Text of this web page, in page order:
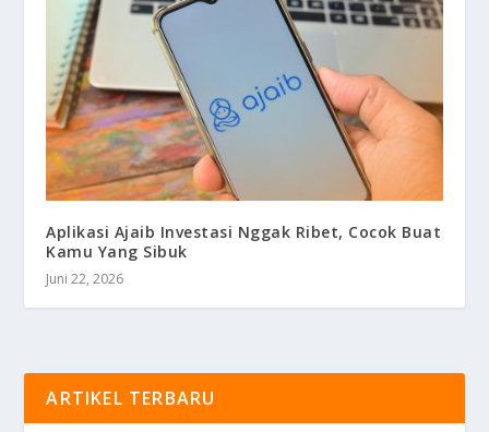
Aplikasi Ajaib Investasi Nggak Ribet, Cocok Buat
Kamu Yang Sibuk
Juni 22, 2026
ARTIKEL TERBARU